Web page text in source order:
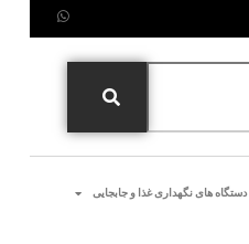
دستگاه های نگهداری غذا و جابجایی